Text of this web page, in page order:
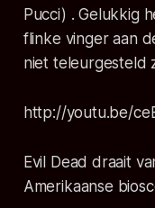
Pucci) . Gelukkig
flinke vinger aan
niet teleurgesteld
http://youtu.be/
Evil Dead draait
Amerikaanse